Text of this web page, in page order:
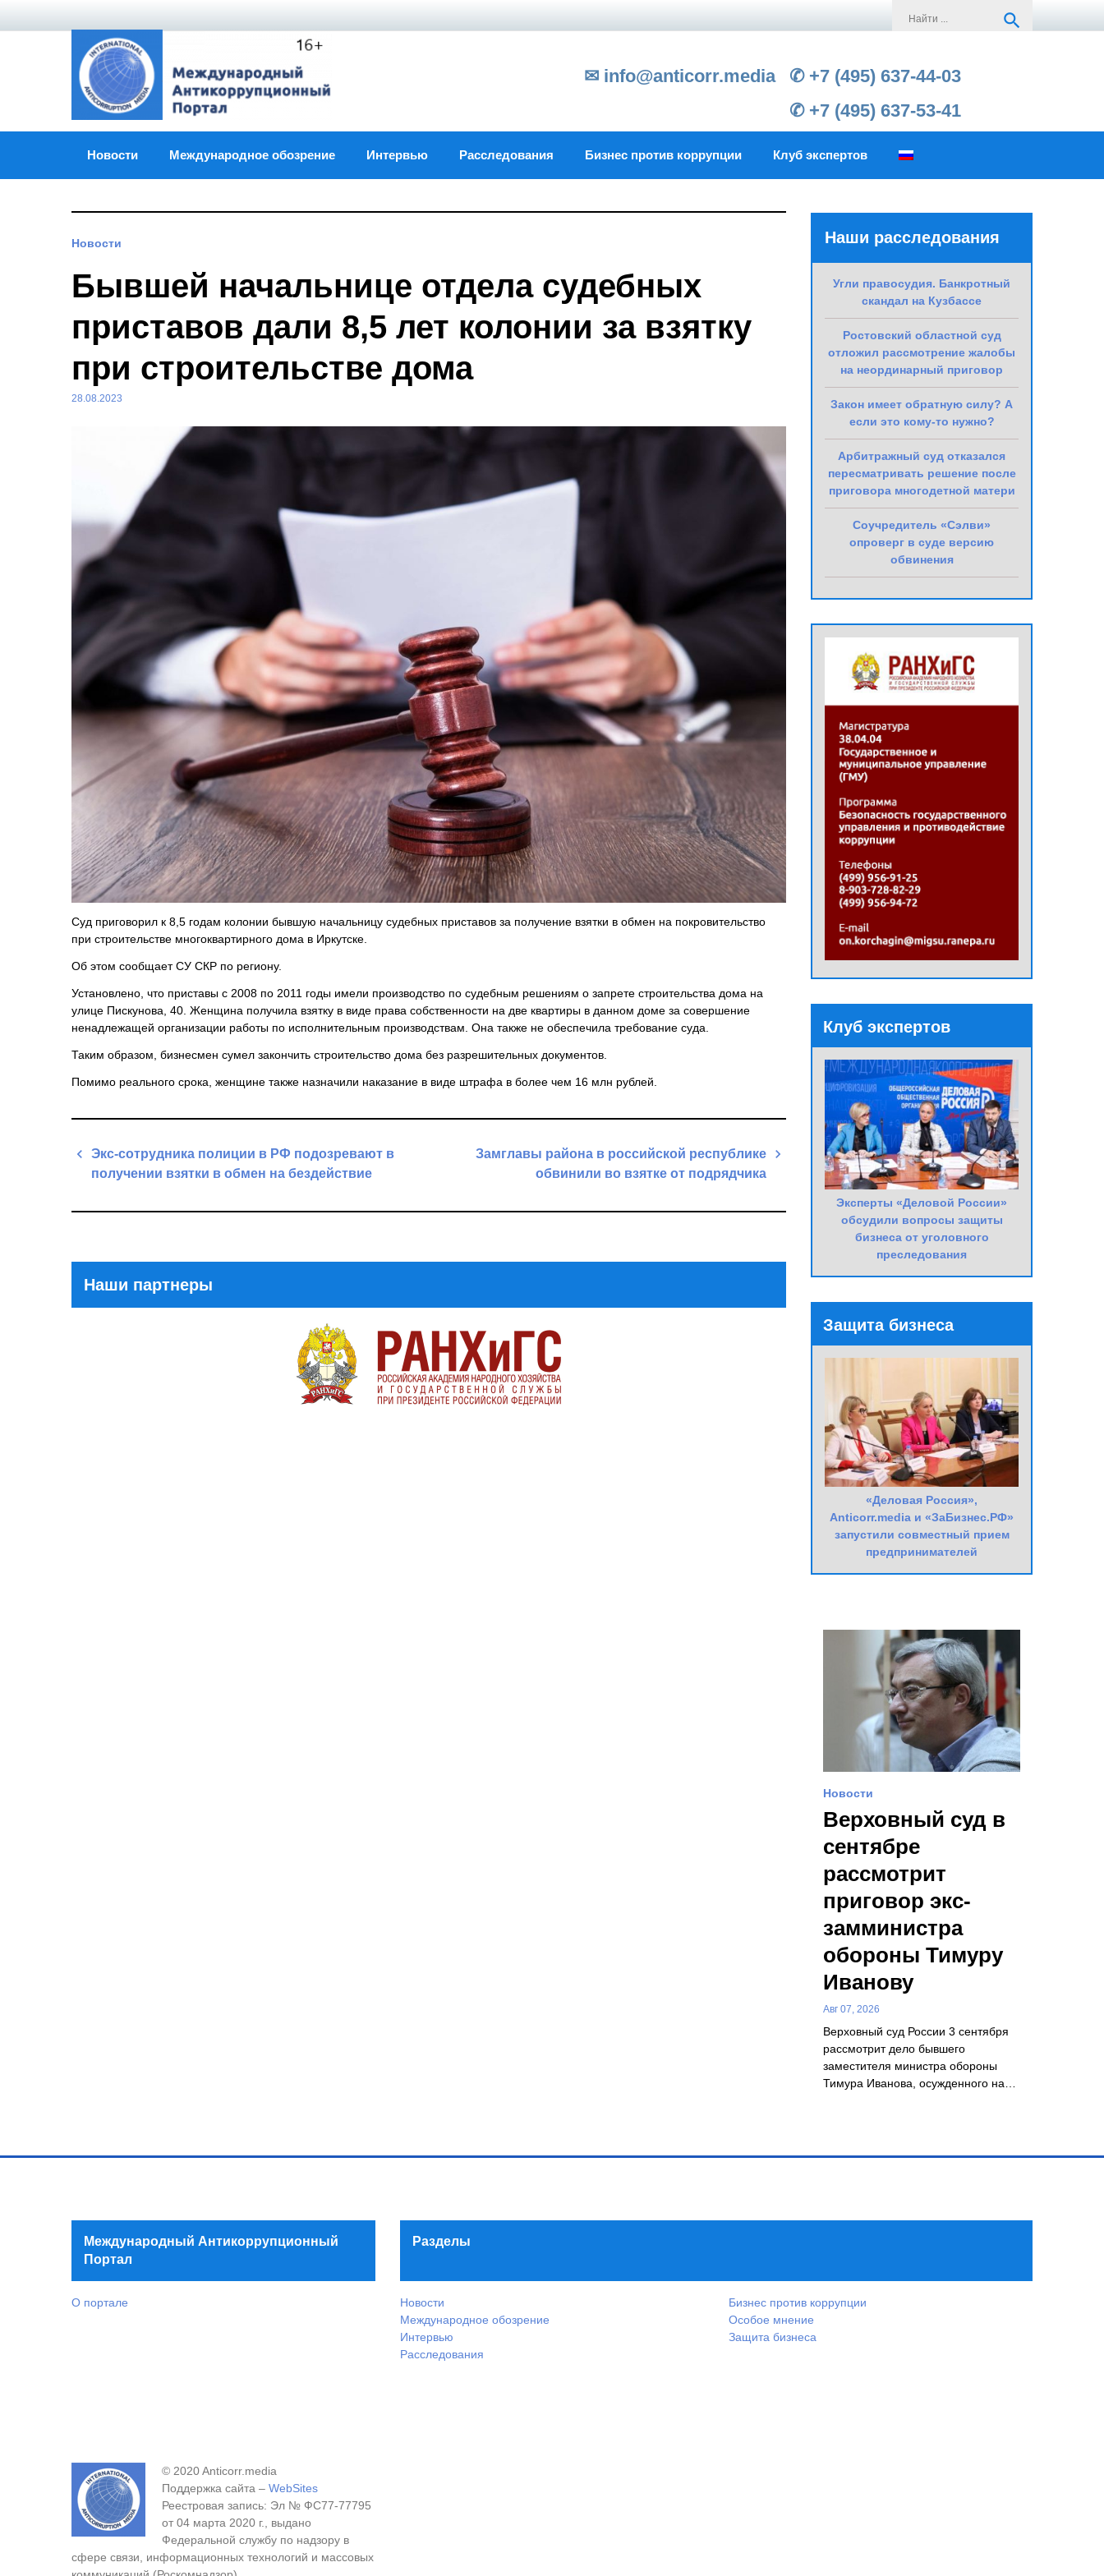
search
✉ info@anticorr.media
✆ +7 (495) 637-44-03
✆ +7 (495) 637-53-41
Новости Международное обозрение Интервью Расследования Бизнес против коррупции Клуб экспертов
Новости
Бывшей начальнице отдела судебных
приставов дали 8,5 лет колонии за взятку
при строительстве дома
28.08.2023
Суд приговорил к 8,5 годам колонии бывшую начальницу судебных приставов за получение взятки в обмен на покровительство
при строительстве многоквартирного дома в Иркутске.
Об этом сообщает СУ СКР по региону.
Установлено, что приставы с 2008 по 2011 годы имели производство по судебным решениям о запрете строительства дома на
улице Пискунова, 40. Женщина получила взятку в виде права собственности на две квартиры в данном доме за совершение
ненадлежащей организации работы по исполнительным производствам. Она также не обеспечила требование суда.
Таким образом, бизнесмен сумел закончить строительство дома без разрешительных документов.
Помимо реального срока, женщине также назначили наказание в виде штрафа в более чем 16 млн рублей.
Навигация
по
Экс-сотрудника полиции в РФ подозревают в
получении взятки в обмен на бездействие
Замглавы района в российской республике
обвинили во взятке от подрядчика
Наши партнеры
Наши расследования
Угли правосудия. Банкротный
скандал на Кузбассе
Ростовский областной суд
отложил рассмотрение жалобы
на неординарный приговор
Закон имеет обратную силу? А
если это кому-то нужно?
Арбитражный суд отказался
пересматривать решение после
приговора многодетной матери
Соучредитель «Сэлви»
опроверг в суде версию
обвинения
Клуб экспертов
Эксперты «Деловой России»
обсудили вопросы защиты
бизнеса от уголовного
преследования
Защита бизнеса
«Деловая Россия»,
Anticorr.media и «ЗаБизнес.РФ»
запустили совместный прием
предпринимателей
Новости
Верховный суд в
сентябре
рассмотрит
приговор экс-
замминистра
обороны Тимуру
Иванову
Авг 07, 2026
Верховный суд России 3 сентября
рассмотрит дело бывшего
заместителя министра обороны
Тимура Иванова, осужденного на…
Международный Антикоррупционный
Портал
О портале
Разделы
Новости
Международное обозрение
Интервью
Расследования
Бизнес против коррупции
Особое мнение
Защита бизнеса
© 2020 Anticorr.media
Поддержка сайта – WebSites
Реестровая запись: Эл № ФС77-77795
от 04 марта 2020 г., выдано
Федеральной службу по надзору в
сфере связи, информационных технологий и массовых